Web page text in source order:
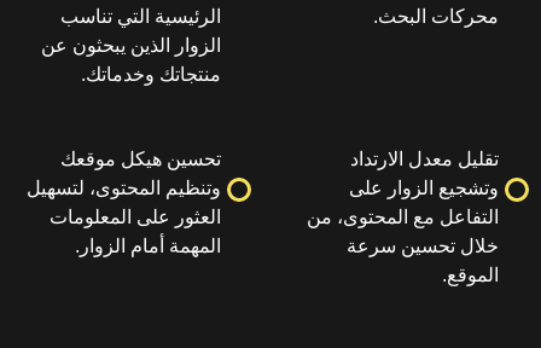
الرئيسية التي تناسب
الزوار الذين يبحثون عن
منتجاتك وخدماتك.
الارتداد
على
المحتوى، من
سرعة
تحسين هيكل موقعك
وتنظيم المحتوى، لتسهيل
العثور على المعلومات
المهمة أمام الزوار.